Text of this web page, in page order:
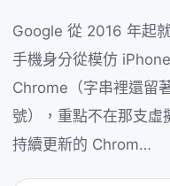
Google 從 2016 年起
手機身分從模仿
Chrome（字串裡還留
號），重點不在那支虛
持續更新的 Chrom…